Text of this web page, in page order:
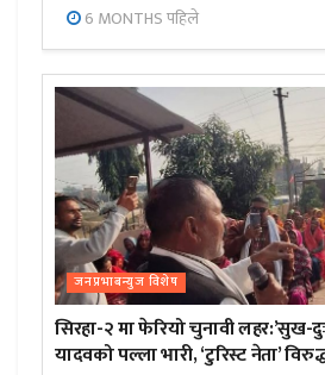
6 MONTHS पहिले
जनप्रभाबन्युज विशेष
सिरहा-२ मा फेरियो चुनावी लहर:’सुख-
यादवको पल्ला भारी, ‘टुरिस्ट नेता’